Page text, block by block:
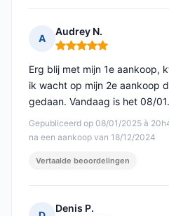
A
Audrey N.
Opmerking: 5 van 5
Gepubliceerd op 08/01/2025 à
na een aankoop van 18/12/2024
Erg blij met mijn 1e aankoop,
ik wacht op mijn 2e aankoop
gedaan. Vandaag is het 08/01.
Vertaalde beoordelingen
Denis P.